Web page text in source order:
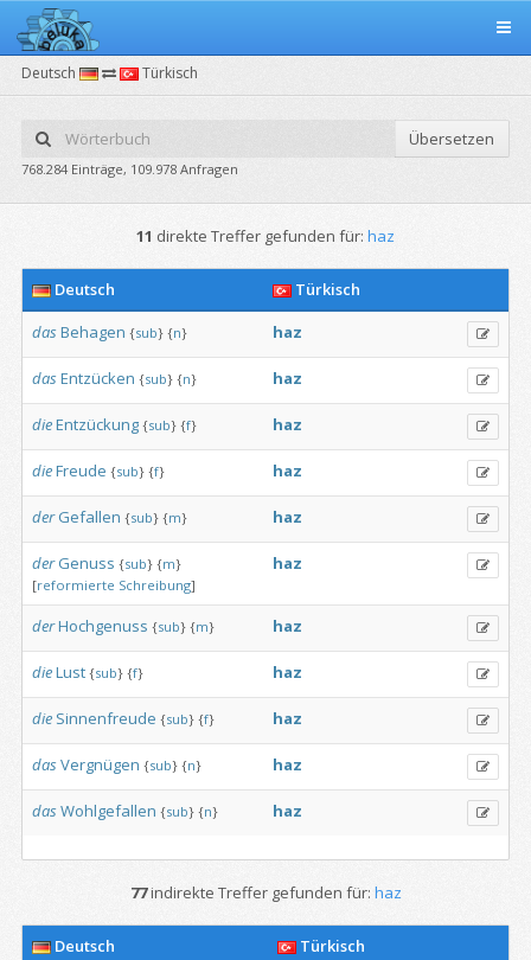
Deutsch Türkisch
Übersetzen
768.284 Einträge, 109.978 Anfragen
11 direkte Treffer gefunden für: haz
Deutsch
Türkisch
dasBehagen {sub} {n} haz
dasEntzücken {sub} {n} haz
dieEntzückung {sub} {f} haz
dieFreude {sub} {f} haz
der Gefallen {sub} {m} haz
der Genuss {sub} {m}
[reformierte Schreibung]
haz
derHochgenuss {sub} {m} haz
dieLust {sub} {f} haz
die Sinnenfreude {sub} {f} haz
dasVergnügen {sub} {n} haz
dasWohlgefallen {sub} {n} haz
77indirekte Treffer gefunden für: haz
Deutsch
Türkisch